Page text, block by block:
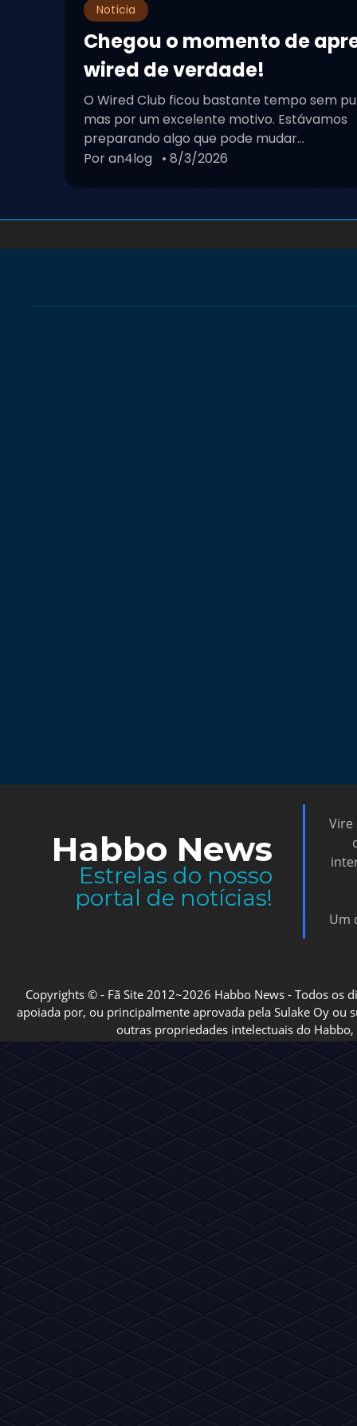
Notícia
Chegou o momento de
wired de verdade!
O Wired Club ficou bastante tempo sem
mas por um excelente motivo. Estávamos
preparando algo que pode mudar...
Por an4log • 8/3/2026
Habbo News
Estrelas do nosso
portal de notícias!
Vire
Um
Copyrights © - Fã Site 2012~2026 Habbo News - Todos os
apoiada por, ou principalmente aprovada pela Sulake Oy ou
outras propriedades intelectuais do